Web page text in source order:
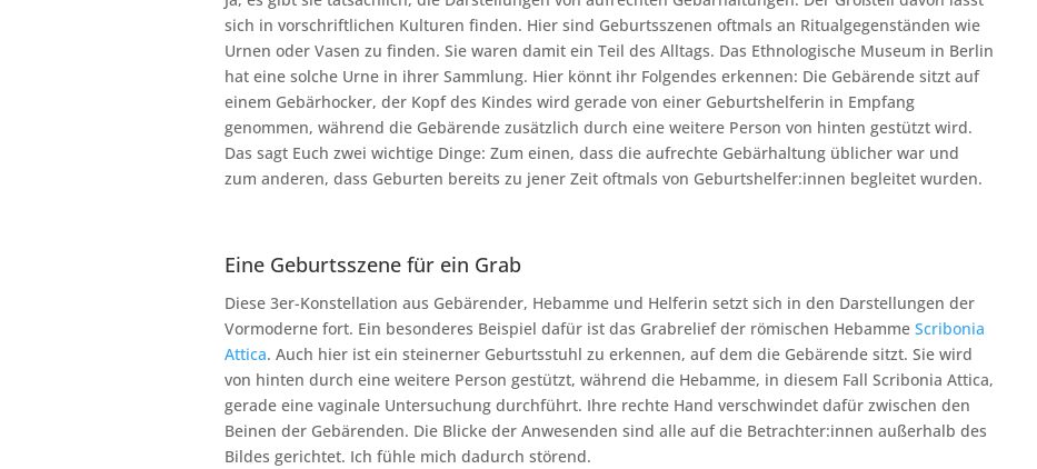
sich in vorschriftlichen Kulturen finden. Hier sind Geburtsszenen oftmals an Ritualgegenständen wie
Urnen oder Vasen zu finden. Sie waren damit ein Teil des Alltags. Das Ethnologische Museum in Berlin
hat eine solche Urne in ihrer Sammlung. Hier könnt ihr Folgendes erkennen: Die Gebärende sitzt auf
einem Gebärhocker, der Kopf des Kindes wird gerade von einer Geburtshelferin in Empfang
genommen, während die Gebärende zusätzlich durch eine weitere Person von hinten gestützt wird.
Das sagt Euch zwei wichtige Dinge: Zum einen, dass die aufrechte Gebärhaltung üblicher war und
zum anderen, dass Geburten bereits zu jener Zeit oftmals von Geburtshelfer:innen begleitet wurden.
Eine Geburtsszene für ein Grab
Diese 3er-Konstellation aus Gebärender, Hebamme und Helferin setzt sich in den Darstellungen der
Vormoderne fort. Ein besonderes Beispiel dafür ist das Grabrelief der römischen Hebamme Scribonia
Attica. Auch hier ist ein steinerner Geburtsstuhl zu erkennen, auf dem die Gebärende sitzt. Sie wird
von hinten durch eine weitere Person gestützt, während die Hebamme, in diesem Fall Scribonia Attica,
gerade eine vaginale Untersuchung durchführt. Ihre rechte Hand verschwindet dafür zwischen den
Beinen der Gebärenden. Die Blicke der Anwesenden sind alle auf die Betrachter:innen außerhalb des
Bildes gerichtet. Ich fühle mich dadurch störend.